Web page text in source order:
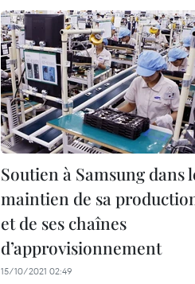
Soutien à Samsung dans
maintien de sa
et de ses chaînes
d’approvisionnement
15/10/2021 02:49